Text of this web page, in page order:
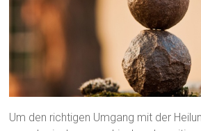
Um den richtigen Umgang mit der